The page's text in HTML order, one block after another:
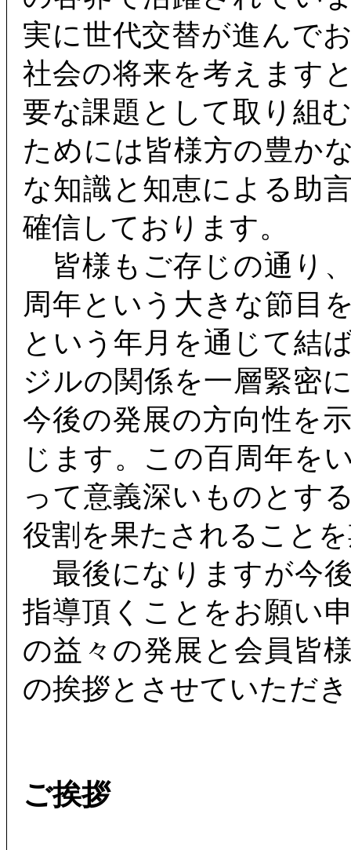
実に世代交替が進んで
社会の将来を考えます
要な課題として取り組
ためには皆様方の豊か
な知識と知恵による助
確信しております。
皆様もご存じの通り
周年という大きな節目
という年月を通じて結
ジルの関係を一層緊密
今後の発展の方向性を
じます。この百周年を
って意義深いものとす
役割を果たされること
最後になりますが今
指導頂くことをお願い
の益々の発展と会員皆
の挨拶とさせていただ
ご挨拶